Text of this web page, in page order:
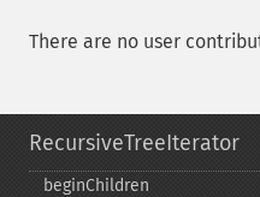
There are no user
RecursiveTreeIterator
beginChildren